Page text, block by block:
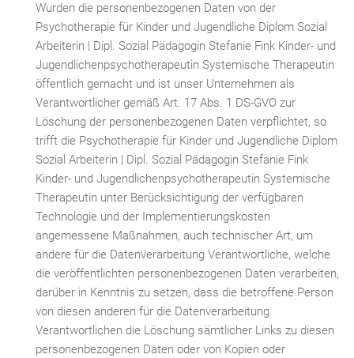
Wurden die personenbezogenen Daten von der
Psychotherapie für Kinder und Jugendliche Diplom Sozial
Arbeiterin | Dipl. Sozial Pädagogin Stefanie Fink Kinder- und
Jugendlichenpsychotherapeutin Systemische Therapeutin
öffentlich gemacht und ist unser Unternehmen als
Verantwortlicher gemäß Art. 17 Abs. 1 DS-GVO zur
Löschung der personenbezogenen Daten verpflichtet, so
trifft die Psychotherapie für Kinder und Jugendliche Diplom
Sozial Arbeiterin | Dipl. Sozial Pädagogin Stefanie Fink
Kinder- und Jugendlichenpsychotherapeutin Systemische
Therapeutin unter Berücksichtigung der verfügbaren
Technologie und der Implementierungskosten
angemessene Maßnahmen, auch technischer Art, um
andere für die Datenverarbeitung Verantwortliche, welche
die veröffentlichten personenbezogenen Daten verarbeiten,
darüber in Kenntnis zu setzen, dass die betroffene Person
von diesen anderen für die Datenverarbeitung
Verantwortlichen die Löschung sämtlicher Links zu diesen
personenbezogenen Daten oder von Kopien oder